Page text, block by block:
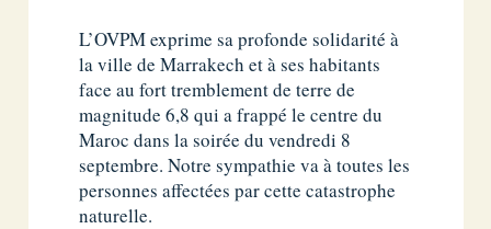
L’OVPM exprime sa profonde solidarité à
la ville de Marrakech et à ses habitants
face au fort tremblement de terre de
magnitude 6,8 qui a frappé le centre du
Maroc dans la soirée du vendredi 8
septembre. Notre sympathie va à toutes les
personnes affectées par cette catastrophe
naturelle.